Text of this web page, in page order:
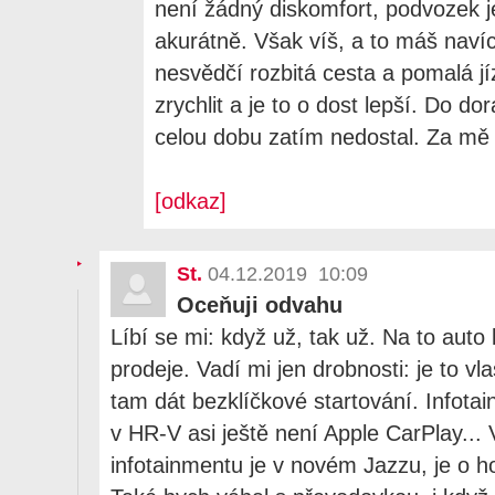
není žádný diskomfort, podvozek
akurátně. Však víš, a to máš
nesvědčí rozbitá cesta a pomalá
zrychlit a je to o dost lepší. Do
celou dobu zatím nedostal. Za
[odkaz]
St. 04.12.2019 10:09
Oceňuji odvahu
Líbí se mi: když už, tak už. Na to auto
prodeje. Vadí mi jen drobnosti: je to
tam dát bezklíčkové startování.
v HR-V asi ještě není Apple
infotainmentu je v novém Jazzu, je o